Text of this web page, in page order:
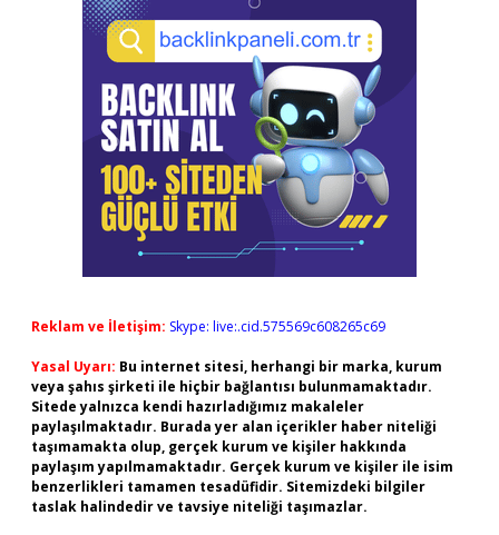
Reklam ve İletişim: Skype: live:.cid.575569c608265c69
Yasal Uyarı: Bu internet sitesi, herhangi bir marka, kurum
veya şahıs şirketi ile hiçbir bağlantısı bulunmamaktadır.
Sitede yalnızca kendi hazırladığımız makaleler
paylaşılmaktadır. Burada yer alan içerikler haber niteliği
taşımamakta olup, gerçek kurum ve kişiler hakkında
paylaşım yapılmamaktadır. Gerçek kurum ve kişiler ile isim
benzerlikleri tamamen tesadüfidir. Sitemizdeki bilgiler
taslak halindedir ve tavsiye niteliği taşımazlar.